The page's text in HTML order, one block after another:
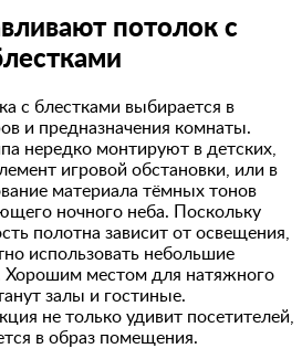
потолок с
с блестками выбирается в
и предназначения комнаты.
нередко монтируют в детских,
игровой обстановки, или в
материала тёмных тонов
ночного неба. Поскольку
полотна зависит от освещения,
использовать небольшие
Хорошим местом для натяжного
залы и гостиные.
не только удивит посетителей,
в образ помещения.